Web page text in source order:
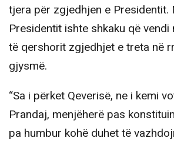
tjera për zgjedhjen e Presidentit.
Presidentit ishte shkaku që
të qershorit zgjedhjet e treta në
gjysmë.
“Sa i përket Qeverisë, ne i kemi
Prandaj, menjëherë pas
pa humbur kohë duhet të